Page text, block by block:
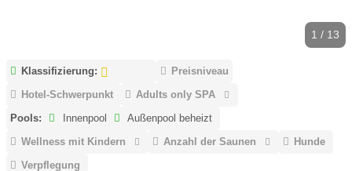
1 / 13
Klassifizierung:
Preisniveau
Hotel-Schwerpunkt
Adults only SPA
Pools:
Innenpool
Außenpool beheizt
Wellness mit Kindern
Anzahl der Saunen
Hunde
Verpflegung